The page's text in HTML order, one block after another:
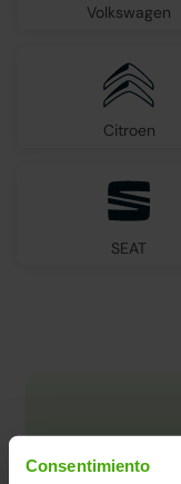
Consentimiento
Volkswagen
Citroen
SEAT